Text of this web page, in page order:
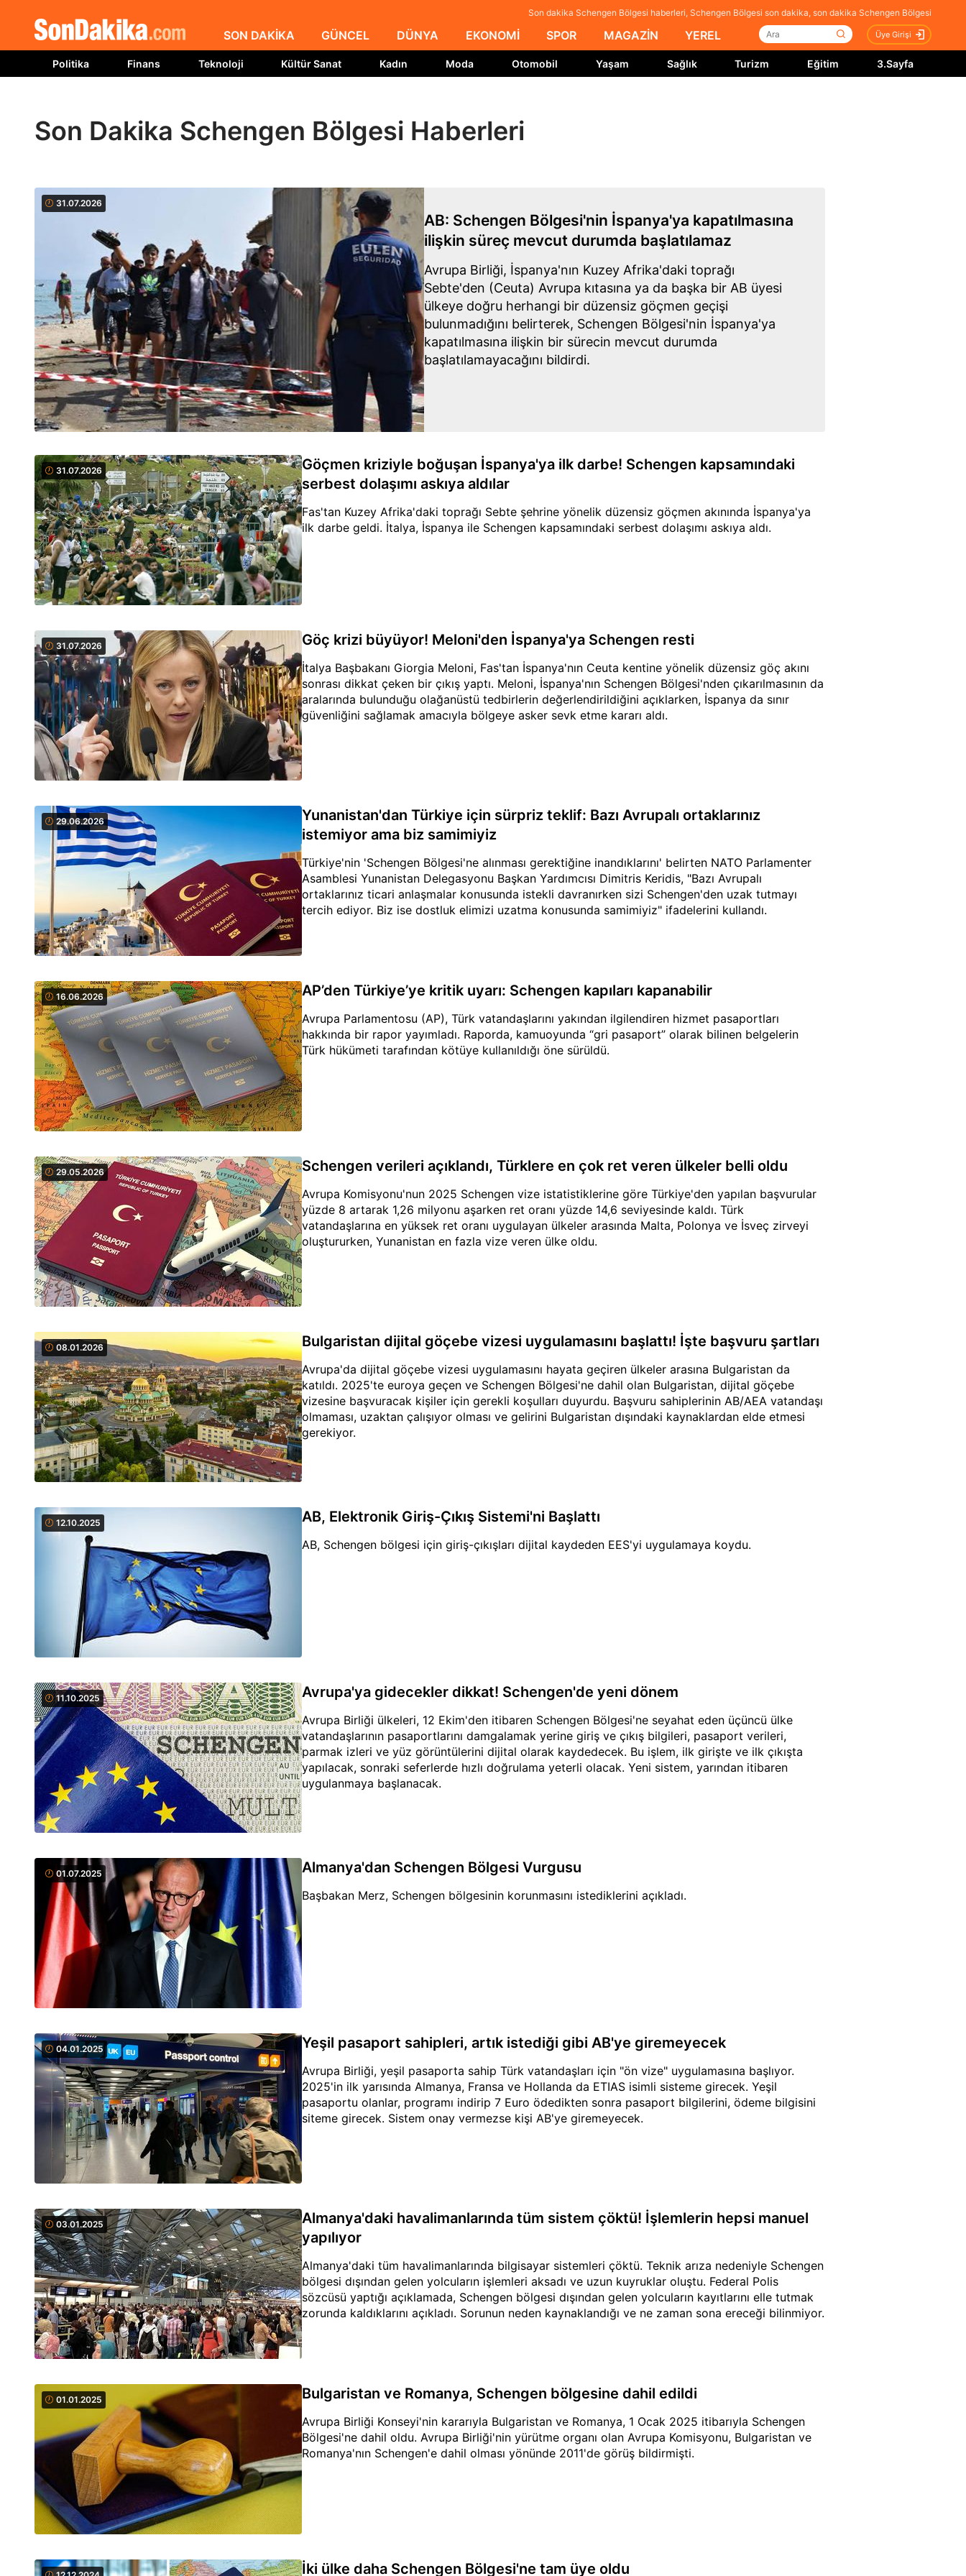
Son dakika Schengen Bölgesi haberleri, Schengen Bölgesi son dakika, son dakika Schengen Bölgesi
SON DAKİKA GÜNCEL DÜNYA EKONOMİ SPOR MAGAZİN YEREL Üye Girişi
Politika Finans Teknoloji Kültür Sanat Kadın Moda Otomobil Yaşam Sağlık Turizm Eğitim 3.Sayfa
Son Dakika Schengen Bölgesi Haberleri
31.07.2026
AB: Schengen Bölgesi'nin İspanya'ya kapatılmasına
ilişkin süreç mevcut durumda başlatılamaz
Avrupa Birliği, İspanya'nın Kuzey Afrika'daki toprağı
Sebte'den (Ceuta) Avrupa kıtasına ya da başka bir AB üyesi
ülkeye doğru herhangi bir düzensiz göçmen geçişi
bulunmadığını belirterek, Schengen Bölgesi'nin İspanya'ya
kapatılmasına ilişkin bir sürecin mevcut durumda
başlatılamayacağını bildirdi.
31.07.2026
Göçmen kriziyle boğuşan İspanya'ya ilk darbe! Schengen kapsamındaki
serbest dolaşımı askıya aldılar
Fas'tan Kuzey Afrika'daki toprağı Sebte şehrine yönelik düzensiz göçmen akınında İspanya'ya
ilk darbe geldi. İtalya, İspanya ile Schengen kapsamındaki serbest dolaşımı askıya aldı.
31.07.2026 Göç krizi büyüyor! Meloni'den İspanya'ya Schengen resti
İtalya Başbakanı Giorgia Meloni, Fas'tan İspanya'nın Ceuta kentine yönelik düzensiz göç akını
sonrası dikkat çeken bir çıkış yaptı. Meloni, İspanya'nın Schengen Bölgesi'nden çıkarılmasının da
aralarında bulunduğu olağanüstü tedbirlerin değerlendirildiğini açıklarken, İspanya da sınır
güvenliğini sağlamak amacıyla bölgeye asker sevk etme kararı aldı.
29.06.2026
Yunanistan'dan Türkiye için sürpriz teklif: Bazı Avrupalı ortaklarınız
istemiyor ama biz samimiyiz
Türkiye'nin 'Schengen Bölgesi'ne alınması gerektiğine inandıklarını' belirten NATO Parlamenter
Asamblesi Yunanistan Delegasyonu Başkan Yardımcısı Dimitris Keridis, "Bazı Avrupalı
ortaklarınız ticari anlaşmalar konusunda istekli davranırken sizi Schengen'den uzak tutmayı
tercih ediyor. Biz ise dostluk elimizi uzatma konusunda samimiyiz" ifadelerini kullandı.
16.06.2026 AP’den Türkiye’ye kritik uyarı: Schengen kapıları kapanabilir
Avrupa Parlamentosu (AP), Türk vatandaşlarını yakından ilgilendiren hizmet pasaportları
hakkında bir rapor yayımladı. Raporda, kamuoyunda “gri pasaport” olarak bilinen belgelerin
Türk hükümeti tarafından kötüye kullanıldığı öne sürüldü.
29.05.2026 Schengen verileri açıklandı, Türklere en çok ret veren ülkeler belli oldu
Avrupa Komisyonu'nun 2025 Schengen vize istatistiklerine göre Türkiye'den yapılan başvurular
yüzde 8 artarak 1,26 milyonu aşarken ret oranı yüzde 14,6 seviyesinde kaldı. Türk
vatandaşlarına en yüksek ret oranı uygulayan ülkeler arasında Malta, Polonya ve İsveç zirveyi
oluştururken, Yunanistan en fazla vize veren ülke oldu.
08.01.2026 Bulgaristan dijital göçebe vizesi uygulamasını başlattı! İşte başvuru şartları
Avrupa'da dijital göçebe vizesi uygulamasını hayata geçiren ülkeler arasına Bulgaristan da
katıldı. 2025'te euroya geçen ve Schengen Bölgesi'ne dahil olan Bulgaristan, dijital göçebe
vizesine başvuracak kişiler için gerekli koşulları duyurdu. Başvuru sahiplerinin AB/AEA vatandaşı
olmaması, uzaktan çalışıyor olması ve gelirini Bulgaristan dışındaki kaynaklardan elde etmesi
gerekiyor.
12.10.2025 AB, Elektronik Giriş-Çıkış Sistemi'ni Başlattı
AB, Schengen bölgesi için giriş-çıkışları dijital kaydeden EES'yi uygulamaya koydu.
11.10.2025 Avrupa'ya gidecekler dikkat! Schengen'de yeni dönem
Avrupa Birliği ülkeleri, 12 Ekim'den itibaren Schengen Bölgesi'ne seyahat eden üçüncü ülke
vatandaşlarının pasaportlarını damgalamak yerine giriş ve çıkış bilgileri, pasaport verileri,
parmak izleri ve yüz görüntülerini dijital olarak kaydedecek. Bu işlem, ilk girişte ve ilk çıkışta
yapılacak, sonraki seferlerde hızlı doğrulama yeterli olacak. Yeni sistem, yarından itibaren
uygulanmaya başlanacak.
01.07.2025 Almanya'dan Schengen Bölgesi Vurgusu
Başbakan Merz, Schengen bölgesinin korunmasını istediklerini açıkladı.
04.01.2025 Yeşil pasaport sahipleri, artık istediği gibi AB'ye giremeyecek
Avrupa Birliği, yeşil pasaporta sahip Türk vatandaşları için "ön vize" uygulamasına başlıyor.
2025'in ilk yarısında Almanya, Fransa ve Hollanda da ETIAS isimli sisteme girecek. Yeşil
pasaportu olanlar, programı indirip 7 Euro ödedikten sonra pasaport bilgilerini, ödeme bilgisini
siteme girecek. Sistem onay vermezse kişi AB'ye giremeyecek.
03.01.2025
Almanya'daki havalimanlarında tüm sistem çöktü! İşlemlerin hepsi manuel
yapılıyor
Almanya'daki tüm havalimanlarında bilgisayar sistemleri çöktü. Teknik arıza nedeniyle Schengen
bölgesi dışından gelen yolcuların işlemleri aksadı ve uzun kuyruklar oluştu. Federal Polis
sözcüsü yaptığı açıklamada, Schengen bölgesi dışından gelen yolcuların kayıtlarını elle tutmak
zorunda kaldıklarını açıkladı. Sorunun neden kaynaklandığı ve ne zaman sona ereceği bilinmiyor.
01.01.2025 Bulgaristan ve Romanya, Schengen bölgesine dahil edildi
Avrupa Birliği Konseyi'nin kararıyla Bulgaristan ve Romanya, 1 Ocak 2025 itibarıyla Schengen
Bölgesi'ne dahil oldu. Avrupa Birliği'nin yürütme organı olan Avrupa Komisyonu, Bulgaristan ve
Romanya'nın Schengen'e dahil olması yönünde 2011'de görüş bildirmişti.
İki ülke daha Schengen Bölgesi'ne tam üye oldu